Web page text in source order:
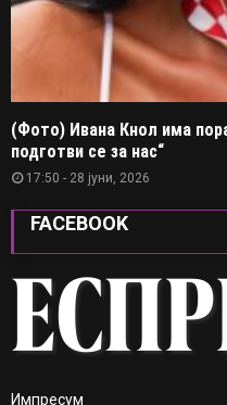
(Фото) Ивана Кнол има
подготви се за нас“
17:50 - 28 јуни, 2026
FACEBOOK
Импресум